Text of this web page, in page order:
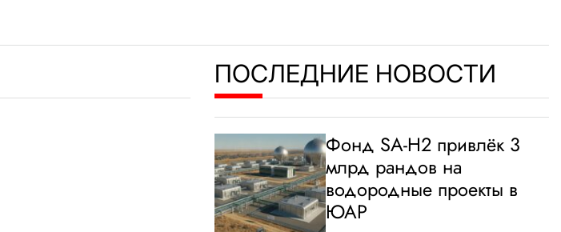
ПОСЛЕДНИЕ НОВОСТИ
Фонд SA-H2 привлёк 3
млрд рандов на
водородные проекты в
ЮАР